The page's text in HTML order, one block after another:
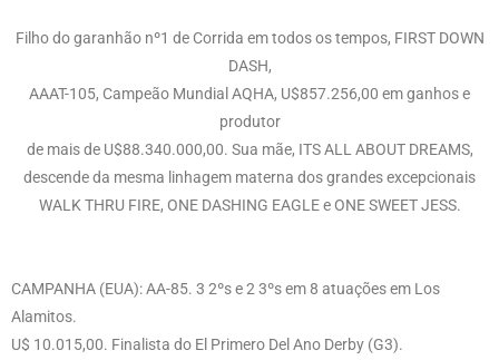
Filho do garanhão nº1 de Corrida em todos os tempos, FIRST DOWN
DASH,
AAAT-105, Campeão Mundial AQHA, U$857.256,00 em ganhos e
produtor
de mais de U$88.340.000,00. Sua mãe, ITS ALL ABOUT DREAMS,
descende da mesma linhagem materna dos grandes excepcionais
WALK THRU FIRE, ONE DASHING EAGLE e ONE SWEET JESS.
CAMPANHA (EUA): AA-85. 3 2ºs e 2 3ºs em 8 atuações em Los
Alamitos.
U$ 10.015,00. Finalista do El Primero Del Ano Derby (G3).